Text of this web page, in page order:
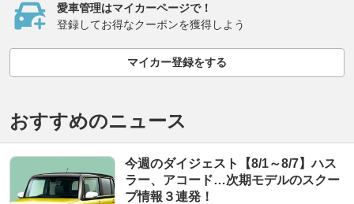
愛車管理はマイカーページで！
登録してお得なクーポンを獲得しよう
マイカー登録をする
おすすめのニュース
今週のダイジェスト【8/1～8/7】ハス
ラー、アコード…次期モデルのスクー
プ情報３連発！